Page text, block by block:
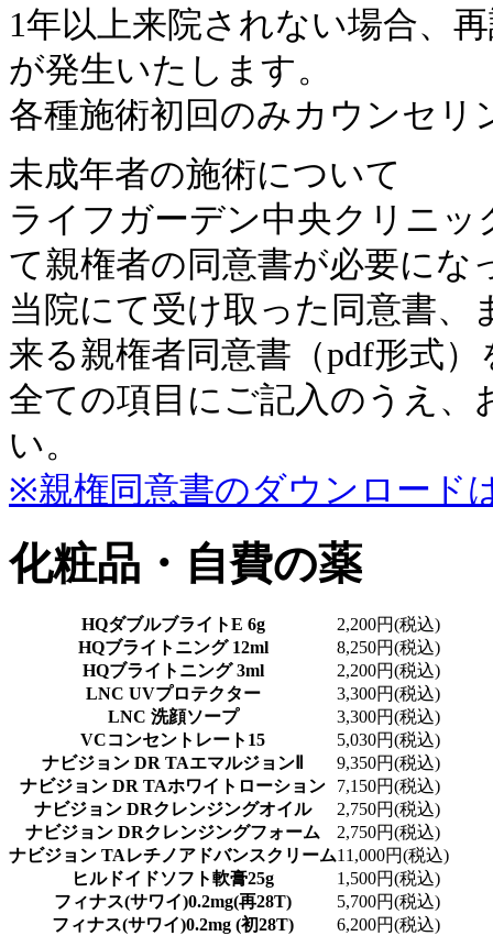
1年以上来院されない場合、
が発生いたします。
各種施術初回のみカウンセ
未成年者の施術について
ライフガーデン中央クリニ
て親権者の同意書が必要にな
当院にて受け取った同意書
来る親権者同意書（pdf形式
全ての項目にご記入のうえ
い。
※親権同意書のダウンロード
化粧品・自費の薬
HQダブルブライトE 6g
2,200円(税込)
HQブライトニング 12ml
8,250円(税込)
HQブライトニング 3ml
2,200円(税込)
LNC UVプロテクター
3,300円(税込)
LNC 洗顔ソープ
3,300円(税込)
VCコンセントレート15
5,030円(税込)
ナビジョン DR TAエマルジョンⅡ
9,350円(税込)
ナビジョン DR TAホワイトローション
7,150円(税込)
ナビジョン DRクレンジングオイル
2,750円(税込)
ナビジョン DRクレンジングフォーム
2,750円(税込)
ナビジョン TAレチノアドバンスクリーム11,000円(税込)
ヒルドイドソフト軟膏25g
1,500円(税込)
フィナス(サワイ)0.2mg(再28T)
5,700円(税込)
フィナス(サワイ)0.2mg (初28T)
6,200円(税込)